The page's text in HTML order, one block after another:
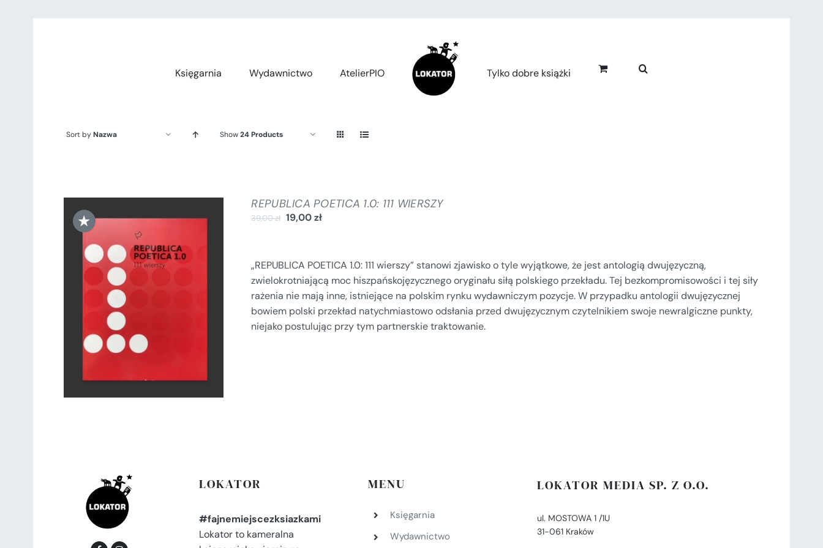
Księgarnia
Wydawnictwo AtelierPIO Tylko dobre książki
Sort byNazwa Show24 Products
★
DODAJ DO KOSZYKA
SZCZEGÓŁY
REPUBLICA POETICA 1.0: 111 WIERSZY
39,00zł 19,00zł
„REPUBLICA POETICA 1.0: 111 wierszy” stanowi zjawisko o tyle wyjątkowe, że jest antologią dwujęzyczną,
zwielokrotniającą moc hiszpańskojęzycznego oryginału siłą polskiego przekładu. Tej bezkompromisowości i tej siły
rażenia nie mają inne, istniejące na polskim rynku wydawniczym pozycje. W przypadku antologii dwujęzycznej
bowiem polski przekład natychmiastowo odsłania przed dwujęzycznym czytelnikiem swoje newralgiczne punkty,
niejako postulując przy tym partnerskie traktowanie.
LOKATOR
#fajnemiejscezksiazkami
Lokator to kameralna
MENU
Księgarnia
Wydawnictwo
LOKATOR MEDIA SP. Z O.O.
ul. MOSTOWA 1 /1U
31-061 Kraków